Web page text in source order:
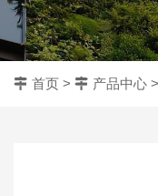
首页 > 产品中心 >